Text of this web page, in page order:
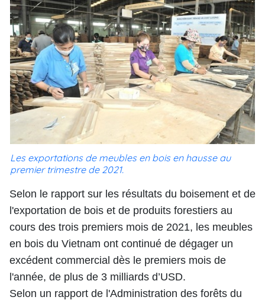
Les exportations de meubles en bois en hausse au
premier trimestre de 2021.
Selon le rapport sur les résultats du boisement et de
l'exportation de bois et de produits forestiers au
cours des trois premiers mois de 2021, les meubles
en bois du Vietnam ont continué de dégager un
excédent commercial dès le premiers mois de
l'année, de plus de 3 milliards d’USD.
Selon un rapport de l'Administration des forêts du